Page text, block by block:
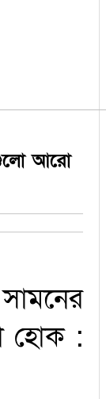
আরো
হোক :